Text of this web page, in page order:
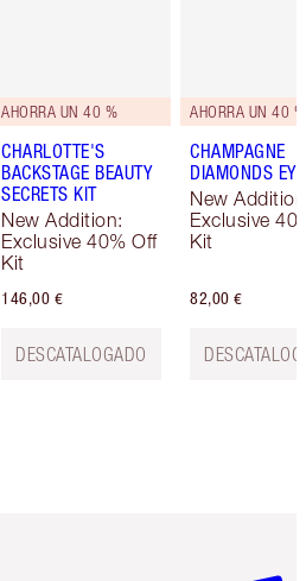
AHORRA UN 40 %
CHARLOTTE'S
BACKSTAGE BEAUTY
SECRETS KIT
New Addition:
Exclusive 40% Off
Kit
146,00 €
DESCATALOGADO
AHORRA UN 40 %
CHAMPAGNE
DIAMONDS
New
Exclusive
Kit
82,00 €